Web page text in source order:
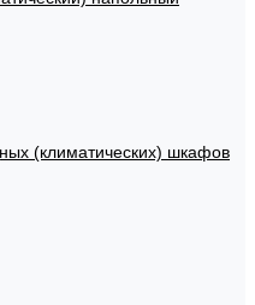
(климатических) шкафов